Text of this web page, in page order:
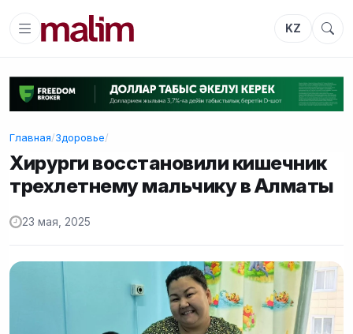
KZ
Главная/Здоровье/
Хирурги восстановили кишечник
трехлетнему мальчику в Алматы
23 мая, 2025